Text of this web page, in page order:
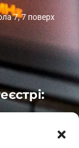
7, 7 поверх